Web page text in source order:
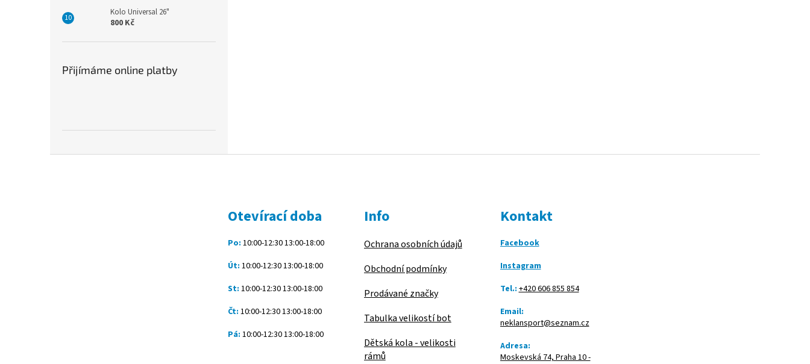
Kolo Universal 26"
800 Kč
Přijímáme online platby
Otevírací doba
Po: 10:00-12:30 13:00-18:00
Út: 10:00-12:30 13:00-18:00
St: 10:00-12:30 13:00-18:00
Čt: 10:00-12:30 13:00-18:00
Pá: 10:00-12:30 13:00-18:00
Info
Ochrana osobních údajů
Obchodní podmínky
Prodávané značky
Tabulka velikostí bot
Dětská kola - velikosti
rámů
Kontakt
Facebook
Instagram
Tel.:+420 606 855 854
Email:
neklansport@seznam.cz
Adresa:
Moskevská 74, Praha 10 -